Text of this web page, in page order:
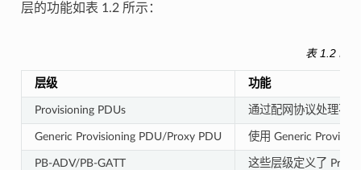
层的功能如表 1.2 所示：
表 1.2
层级 功能
Provisioning PDUs 通过配网协议处理不
Generic Provisioning PDU/Proxy PDU 使用 Generic
PB-ADV/PB-GATT 这些层级定义了